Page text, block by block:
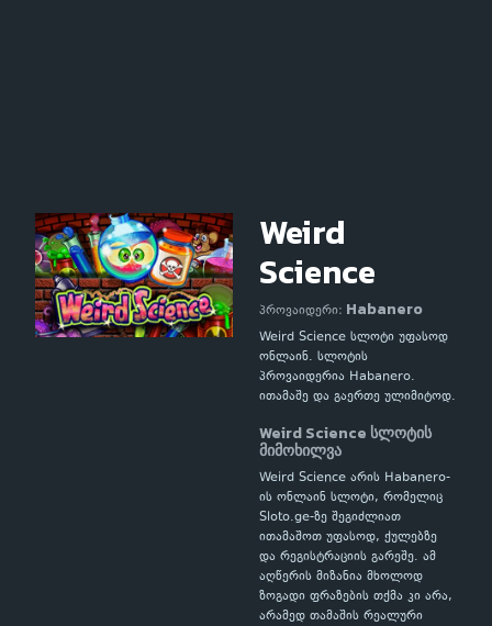
Weird
Science
პროვაიდერი: Habanero
Weird Science სლოტი უფასოდ
ონლაინ. სლოტის
პროვაიდერია Habanero.
ითამაშე და გაერთე ულიმიტოდ.
Weird Science სლოტის
მიმოხილვა
Weird Science არის Habanero-
ის ონლაინ სლოტი, რომელიც
Sloto.ge-ზე შეგიძლიათ
ითამაშოთ უფასოდ, ქულებზე
და რეგისტრაციის გარეშე. ამ
აღწერის მიზანია მხოლოდ
ზოგადი ფრაზების თქმა კი არა,
არამედ თამაშის რეალური